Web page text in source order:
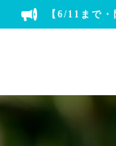
【6/11まで